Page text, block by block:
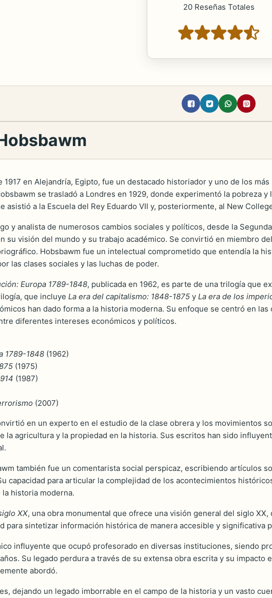
20 Reseñas Totales
1917 en Alejandría, Egipto, fue un destacado historiador y uno de los
se trasladó a Londres en 1929, donde experimentó la pobreza
asistió a la Escuela del Rey Eduardo VII y, posteriormente, al New
y analista de numerosos cambios sociales y políticos, desde la
su visión del mundo y su trabajo académico. Se convirtió en miembro
Hobsbawm fue un intelectual comprometido que entendía la
las clases sociales y las luchas de poder.
Europa 1789-1848, publicada en 1962, es parte de una trilogía que
que incluye La era del capitalismo: 1848-1875 y La era de los
han dado forma a la historia moderna. Su enfoque se centró en
diferentes intereses económicos y políticos.
1789-1848 (1962)
(1975)
(1987)
(2007)
en un experto en el estudio de la clase obrera y los movimientos
la agricultura y la propiedad en la historia. Sus escritos han sido
también fue un comentarista social perspicaz, escribiendo artículos
capacidad para articular la complejidad de los acontecimientos
historia moderna.
XX, una obra monumental que ofrece una visión general del siglo
para sintetizar información histórica de manera accesible y significativa
influyente que ocupó profesorado en diversas instituciones, siendo
Su legado perdura a través de su extensa obra escrita y su
abordó.
dejando un legado imborrable en el campo de la historia y un vasto